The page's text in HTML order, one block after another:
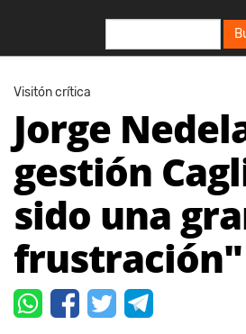
Visitón crítica
Jorge
gestión
sido una
frustración"